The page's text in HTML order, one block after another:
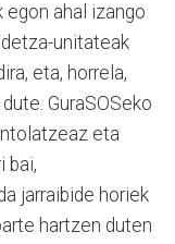
egon ahal izango
unitateak
eta, horrela,
GuraSOSeko
eta
bai,
jarraibide horiek
hartzen duten